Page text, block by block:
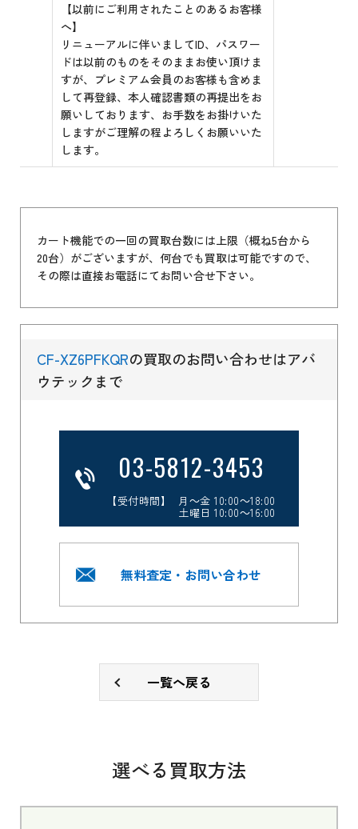
【以前にご利用されたことのあるお客様
へ】
リニューアルに伴いましてID、パスワー
ドは以前のものをそのままお使い頂けま
すが、プレミアム会員のお客様も含めま
して再登録、本人確認書類の再提出をお
願いしております、お手数をお掛けいた
しますがご理解の程よろしくお願いいた
します。
カート機能での一回の買取台数には上限（概ね5台から
20台）がございますが、何台でも買取は可能ですので、
その際は直接お電話にてお問い合せ下さい。
CF-XZ6PFKQRの買取のお問い合わせはアバ
ウテックまで
03-5812-3453
【受付時間】 月～金 10:00～18:00
土曜日 10:00～16:00
無料査定・お問い合わせ
一覧へ戻る
選べる買取方法